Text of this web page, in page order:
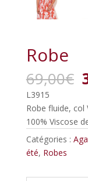
Robe
69,00€
L3915
Robe fluide, col
100% Viscose
Catégories :
été, Robes